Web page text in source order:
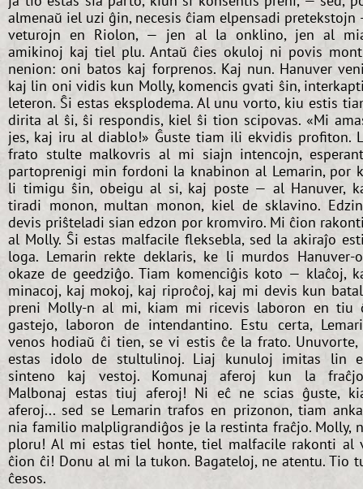
almenaŭ iel uzi ĝin, necesis ĉiam elpensadi pretekstojn
veturojn en Riolon, — jen al la onklino, jen al
amikinoj kaj tiel plu. Antaŭ ĉies okuloj ni povis
nenion: oni batos kaj forprenos. Kaj nun. Hanuver
kaj lin oni vidis kun Molly, komencis gvati ŝin,
leteron. Ŝi estas eksplodema. Al unu vorto, kiu estis
dirita al ŝi, ŝi respondis, kiel ŝi tion scipovas. «Mi
jes, kaj iru al diablo!» Ĝuste tiam ili ekvidis profiton.
frato stulte malkovris al mi siajn intencojn,
partoprenigi min fordoni la knabinon al Lemarin, por
li timigu ŝin, obeigu al si, kaj poste — al Hanuver,
tiradi monon, multan monon, kiel de sklavino.
devis priŝteladi sian edzon por kromviro. Mi ĉion
al Molly. Ŝi estas malfacile fleksebla, sed la akiraĵo
loga. Lemarin rekte deklaris, ke li murdos Hanuver-
okaze de geedziĝo. Tiam komenciĝis koto — klaĉoj,
minacoj, kaj mokoj, kaj riproĉoj, kaj mi devis kun
preni Molly-n al mi, kiam mi ricevis laboron en tiu
gastejo, laboron de intendantino. Estu certa,
venos hodiaŭ ĉi tien, se vi estis ĉe la frato.
estas idolo de stultulinoj. Liaj kunuloj imitas lin
sinteno kaj vestoj. Komunaj aferoj kun la
Malbonaj estas tiuj aferoj! Ni eĉ ne scias ĝuste,
aferoj... sed se Lemarin trafos en prizonon, tiam
nia familio malpligrandiĝos je la restinta fraĉjo. Molly,
ploru! Al mi estas tiel honte, tiel malfacile rakonti al
ĉion ĉi! Donu al mi la tukon. Bagateloj, ne atentu. Tio
ĉesos.